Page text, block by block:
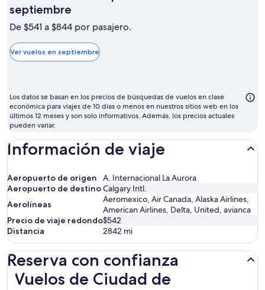
septiembre
mes
barato
para
suele
ser
septiembre
De $541 a $844 por pasajero.
Ver vuelos en septiembre
Los datos se basan en los precios de búsquedas de vuelos en clase
económica para viajes de 10 días o menos en nuestros sitios web en los
últimos 12 meses y son solo informativos. Además, los precios actuales
pueden variar.
Información de viaje
Aeropuerto de origen
A. Internacional La Aurora
Aeropuerto de destinoCalgary Intl.
Aerolíneas
Aeromexico, Air Canada, Alaska Airlines,
American Airlines, Delta, United, avianca
Precio de viaje redondo$542
Distancia
2842 mi
Reserva con confianza
Vuelos de Ciudad de
Vuelos de Ciudad de Guatemala a Calgary